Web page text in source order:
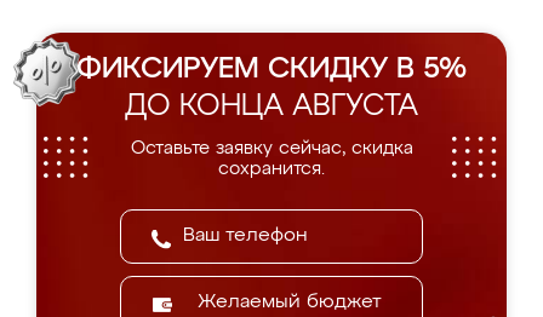
ФИКСИРУЕМ СКИДКУ В 5%
ДО КОНЦА АВГУСТА
Оставьте заявку сейчас, скидка
сохранится.
Желаемый бюджет